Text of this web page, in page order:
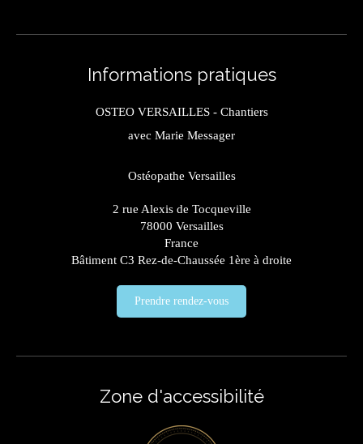
Informations pratiques
OSTEO VERSAILLES - Chantiers
avec Marie Messager
Ostéopathe Versailles
2 rue Alexis de Tocqueville
78000 Versailles
France
Bâtiment C3 Rez-de-Chaussée 1ère à droite
Prendre rendez-vous
Zone d'accessibilité